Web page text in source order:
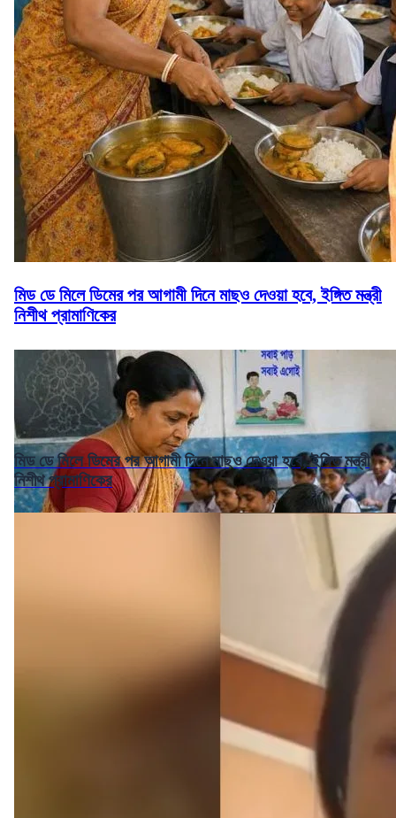
মিড ডে মিলে ডিমের পর আগামী দিনে মাছও দেওয়া হবে, ইঙ্গিত মন্ত্রী
নিশীথ প্রামাণিকের
মিড ডে মিলে ডিমের পর আগামী দিনে মাছও দেওয়া হবে, ইঙ্গিত মন্ত্রী
নিশীথ প্রামাণিকের